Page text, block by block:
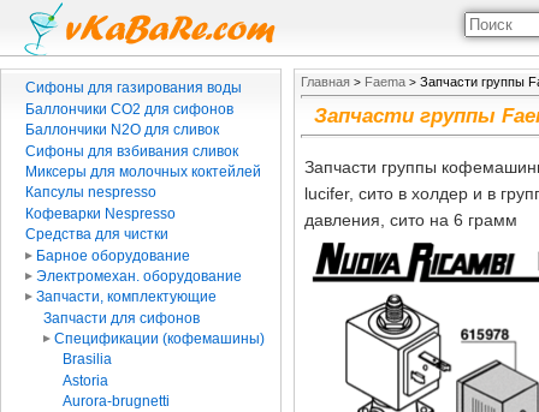
Сифоны для газирования воды
Баллончики CO2 для сифонов
Баллончики N2O для сливок
Сифоны для взбивания сливок
Миксеры для молочных коктейлей
Капсулы nespresso
Кофеварки Nespresso
Средства для чистки
Барное оборудование
Электромехан. оборудование
Запчасти, комплектующие
Запчасти для сифонов
Спецификации (кофемашины)
Brasilia
Astoria
Aurora-brugnetti
Главная > Faema > Запчасти группы
Запчасти группы
Запчасти группы
lucifer, сито в холдер и в
давления, сито на 6 грамм